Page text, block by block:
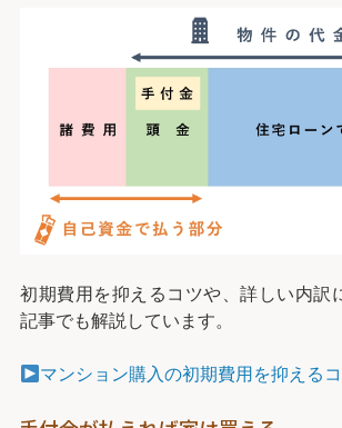
初期費用を抑えるコツや、詳しい内訳
記事でも解説しています。
マンション購入の初期費用を抑える